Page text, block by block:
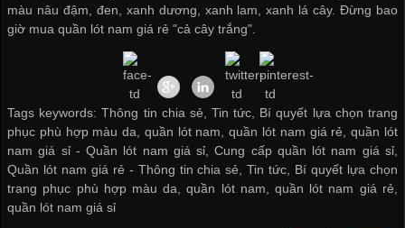
màu nâu đậm, đen, xanh dương, xanh lam, xanh lá cây. Đừng bao
giờ mua quần lót nam giá rẻ "cả cây trắng".
Tags keywords: Thông tin chia sẻ, Tin tức, Bí quyết lựa chọn trang
phục phù hợp màu da, quần lót nam, quần lót nam giá rẻ, quần lót
nam giá sỉ -Quần lót nam giá sỉ,Cung cấp quần lót nam giá sỉ,
Quần lót nam giá rẻ - Thông tin chia sẻ,Tin tức, Bí quyết lựa chọn
trang phục phù hợp màu da,quần lót nam,quần lót nam giá rẻ,
quần lót nam giá sỉ